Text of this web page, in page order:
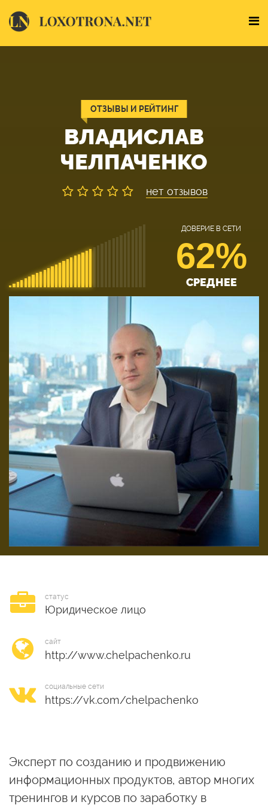
ВЛАДИСЛАВ
ЧЕЛПАЧЕНКО
ОТЗЫВЫ И РЕЙТИНГ
нет отзывов
ДОВЕРИЕ В СЕТИ
62%
СРЕДНЕЕ
статус
Юридическое лицо
сайт
социальные сети
Эксперт по созданию и продвижению
информационных продуктов, автор многих
тренингов и курсов по заработку в